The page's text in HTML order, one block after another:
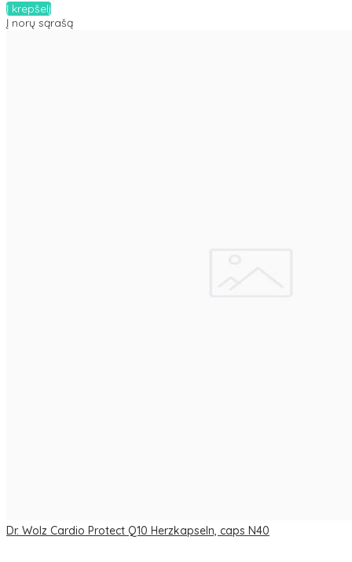
Į krepšelį
Į norų sąrašą
Dr. Wolz Cardio Protect Q10 Herzkapseln, caps N40